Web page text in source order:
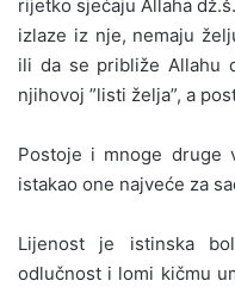
rijetko sjećaju Allaha
izlaze iz nje, nemaju
ili da se približe Allahu
njihovoj ”listi želja”, a
Postoje i mnoge druge
istakao one najveće za
Lijenost je istinska
odlučnost i lomi kičmu